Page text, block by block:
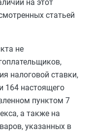
на этот
статьей
не
налоговой ставки,
164 настоящего
пунктом 7
а также на
указанных в